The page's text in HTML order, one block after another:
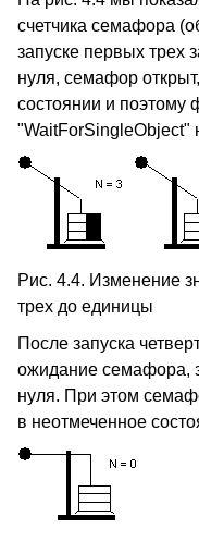
счетчика семафора
запуске первых трех
нуля, семафор
состоянии и поэтому
"WaitForSingleObject"
Рис. 4.4. Изменение
трех до единицы
После запуска
ожидание семафора,
нуля. При этом
в неотмеченное